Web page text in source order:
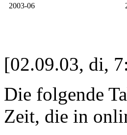
2003-06
[02.09.03, di,
Die folgende
Zeit, die in